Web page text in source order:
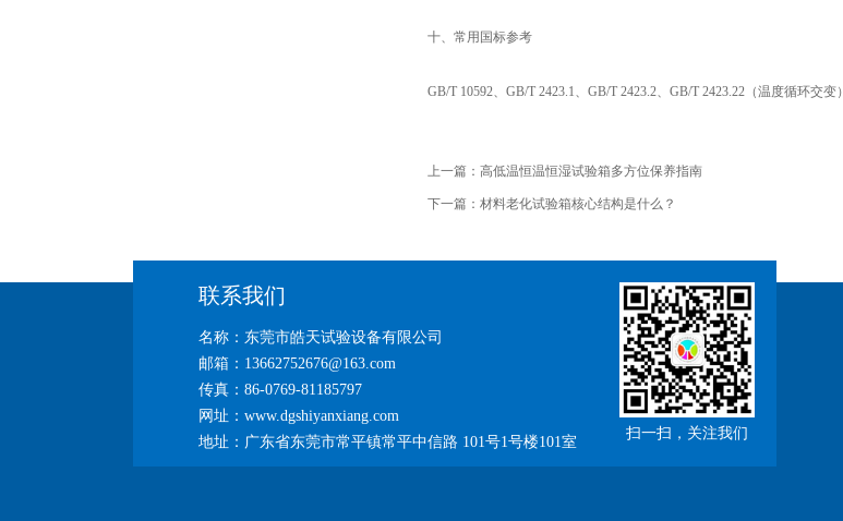
十、常用国标参考
GB/T 10592、GB/T 2423.1、GB/T 2423.2、GB/T 2423.22（温度循环交变）
上一篇： 高低温恒温恒湿试验箱多方位保养指南
下一篇： 材料老化试验箱核心结构是什么？
联系我们
名称：东莞市皓天试验设备有限公司
邮箱：13662752676@163.com
传真：86-0769-81185797
网址：www.dgshiyanxiang.com
地址：广东省东莞市常平镇常平中信路 101号1号楼101室
扫一扫，关注我们